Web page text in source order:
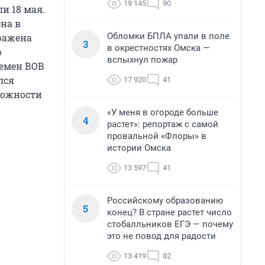
18 мая.
в
ВОВ
19 145 90
3
Обломки БПЛА упали в поле
в окрестностях Омска —
вспыхнул пожар
17 920 41
4
«У меня в огороде больше
растет»: репортаж с самой
провальной «Флоры» в
истории Омска
13 597 41
5
Российскому образованию
конец? В стране растет число
стобалльников ЕГЭ — почему
это не повод для радости
13 419 82